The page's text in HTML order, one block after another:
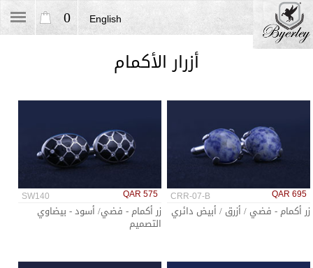
English
0
أزرار الأكمام
CRR-07-B QAR 695
زر أكمام - فضي / أزرق / أبيض دائري
SW140 QAR 575
زر أكمام - فضي/ أسود - بيضاوي
التصميم